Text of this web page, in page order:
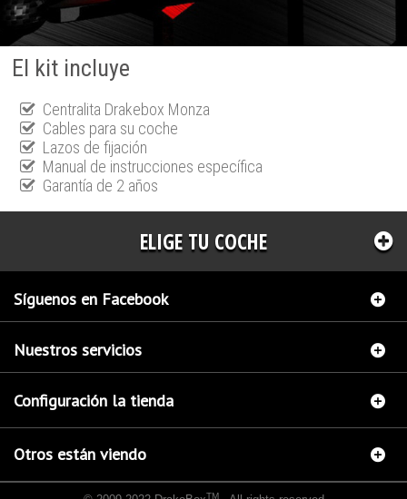
El kit incluye
Centralita Drakebox Monza
Cables para su coche
Lazos de fijación
Manual de instrucciones específica
Garantía de 2 años
ELIGE TU COCHE
Síguenos en Facebook
Nuestros servicios
Configuración la tienda
Otros están viendo
TM